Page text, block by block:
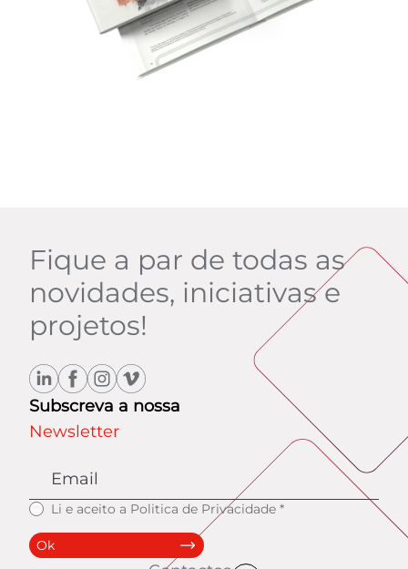
Fique a par de todas as
novidades, iniciativas e
projetos!
Subscreva a nossa
Newsletter
Li e aceito a Politica de Privacidade *
Ok